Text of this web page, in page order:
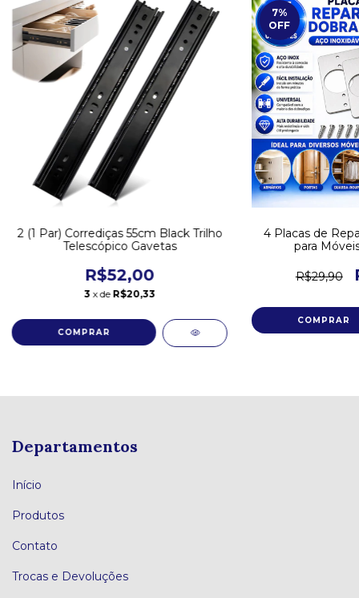
2 (1 Par) Corrediças 55cm Black Trilho
Telescópico Gavetas
R$52,00
3 x de R$20,33
7%
OFF
4 Placas de
para
R$29,90
Departamentos
Início
Produtos
Contato
Trocas e Devoluções